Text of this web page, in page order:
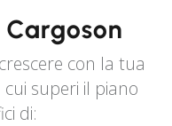
con la tua
superi il piano
di: